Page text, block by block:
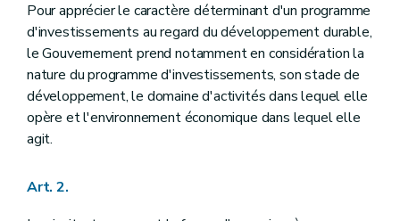
Pour apprécier le caractère déterminant d'un programme
d'investissements au regard du développement durable,
le Gouvernement prend notamment en considération la
nature du programme d'investissements, son stade de
développement, le domaine d'activités dans lequel elle
opère et l'environnement économique dans lequel elle
agit.
Art. 2.